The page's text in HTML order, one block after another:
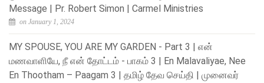
Message | Pr. Robert Simon | Carmel Ministries
on January 1, 2024
MY SPOUSE, YOU ARE MY GARDEN - Part 3 | என்
மணவாளியே, நீ என் தோட்டம் - பாகம் 3 | En Malavaliyae, Nee
En Thootham – Paagam 3 | தமிழ் தேவ செய்தி | முனைவர்